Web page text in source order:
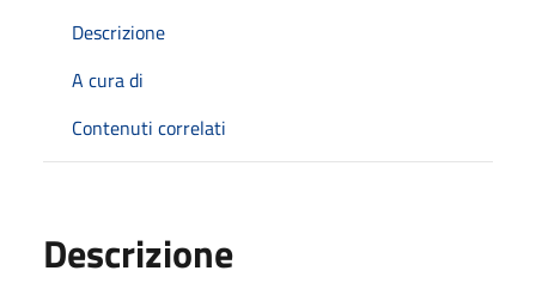
Descrizione
A cura di
Contenuti correlati
Descrizione